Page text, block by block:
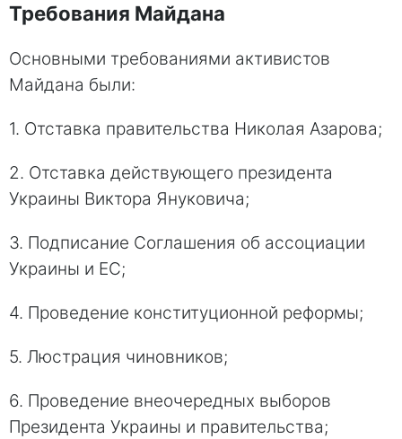
Требования Майдана
Основными требованиями активистов
Майдана были:
1. Отставка правительства Николая Азарова;
2. Отставка действующего президента
Украины Виктора Януковича;
3. Подписание Соглашения об ассоциации
Украины и ЕС;
4. Проведение конституционной реформы;
5. Люстрация чиновников;
6. Проведение внеочередных выборов
Президента Украины и правительства;